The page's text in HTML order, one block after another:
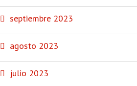
septiembre 2023
agosto 2023
julio 2023